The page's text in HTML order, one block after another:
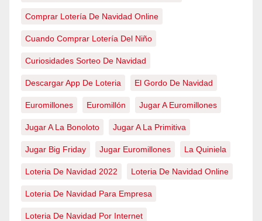
Comprar Lotería De Navidad Online
Cuando Comprar Lotería Del Niño
Curiosidades Sorteo De Navidad
Descargar App De Loteria El Gordo De Navidad
Euromillones Euromillón Jugar A Euromillones
Jugar A La Bonoloto Jugar A La Primitiva
Jugar Big Friday Jugar Euromillones La Quiniela
Loteria De Navidad 2022 Loteria De Navidad Online
Loteria De Navidad Para Empresa
Loteria De Navidad Por Internet